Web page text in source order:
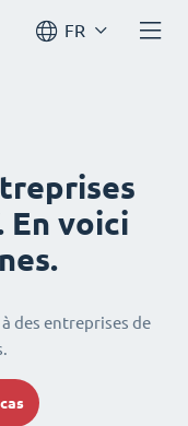
FR
En voici
des entreprises de